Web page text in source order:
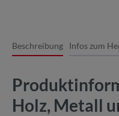
Beschreibung Infos zum
Holz, Metall